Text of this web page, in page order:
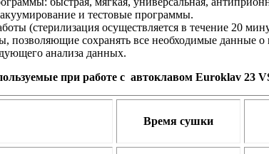
и тестовые программы.
(стерилизация осуществляется в течение 20
позволяющие сохранять все необходимые данные
анализа данных.
при работе с автоклавом Euroklav 23
Время сушки